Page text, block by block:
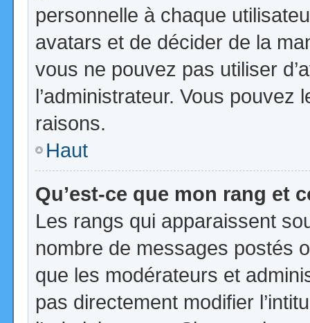
personnelle à chaque
avatars et de décider de la
vous ne pouvez pas utiliser
l’administrateur. Vous
raisons.
Haut
Qu’est-ce que mon rang et
Les rangs qui apparaissent
nombre de messages postés
que les modérateurs et
pas directement modifier